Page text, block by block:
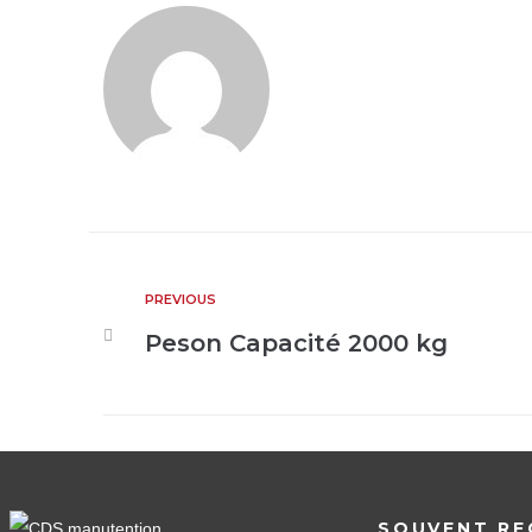
PREVIOUS
Peson Capacité 2000 kg